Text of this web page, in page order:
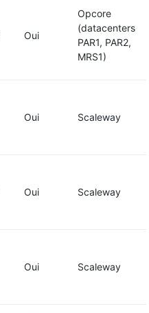
Oui
Opcore
(datacenters
PAR1, PAR2,
MRS1)
Oui Scaleway
Oui Scaleway
Oui Scaleway